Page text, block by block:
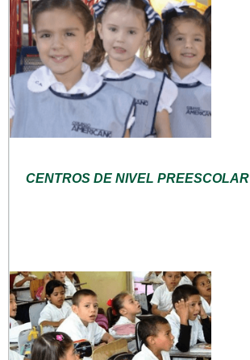
CENTROS DE NIVEL PREESCOLAR